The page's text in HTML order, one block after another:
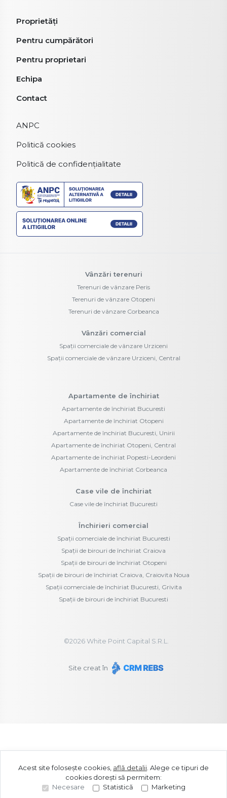
Proprietăți
Pentru cumpărători
Pentru proprietari
Echipa
Contact
ANPC
Politică cookies
Politică de confidențialitate
Vânzări terenuri
Terenuri de vânzare Peris
Terenuri de vânzare Otopeni
Terenuri de vânzare Corbeanca
Vânzări comercial
Spații comerciale de vânzare Urziceni
Spații comerciale de vânzare Urziceni, Central
Apartamente de închiriat
Apartamente de închiriat Bucuresti
Apartamente de închiriat Otopeni
Apartamente de închiriat Bucuresti, Unirii
Apartamente de închiriat Otopeni, Central
Apartamente de închiriat Popesti-Leordeni
Apartamente de închiriat Corbeanca
Case vile de închiriat
Case vile de închiriat Bucuresti
Închirieri comercial
Spații comerciale de închiriat Bucuresti
Spații de birouri de închiriat Craiova
Spații de birouri de închiriat Otopeni
Spații de birouri de închiriat Craiova, Craiovita Noua
Spații comerciale de închiriat Bucuresti, Grivita
Spații de birouri de închiriat Bucuresti
©2026White Point Capital S.R.L.
Site creat în
Acest site folosește cookies, află detalii Alege ce tipuri de
cookies dorești să permitem:
Necesare
Statistică Marketing